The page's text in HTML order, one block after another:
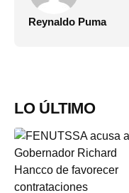
Reynaldo Puma
LO ÚLTIMO